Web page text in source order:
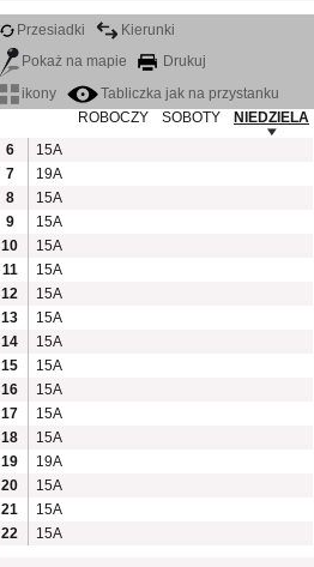
Przesiadki
Kierunki
Pokaż na mapie
Drukuj
ikony
Tabliczka jak na przystanku
ROBOCZY
SOBOTY
NIEDZIELA
6
15A
7
19A
8
15A
9
15A
10
15A
11
15A
12
15A
13
15A
14
15A
15
15A
16
15A
17
15A
18
15A
19
19A
20
15A
21
15A
22
15A